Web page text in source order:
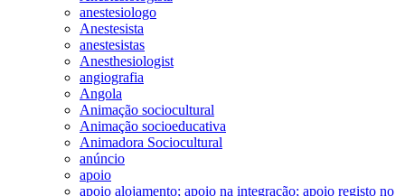
anestesiologo
Anestesista
anestesistas
Anesthesiologist
angiografia
Angola
Animação sociocultural
Animação socioeducativa
Animadora Sociocultural
anúncio
apoio
apoio alojamento; apoio na integração; apoio registo no